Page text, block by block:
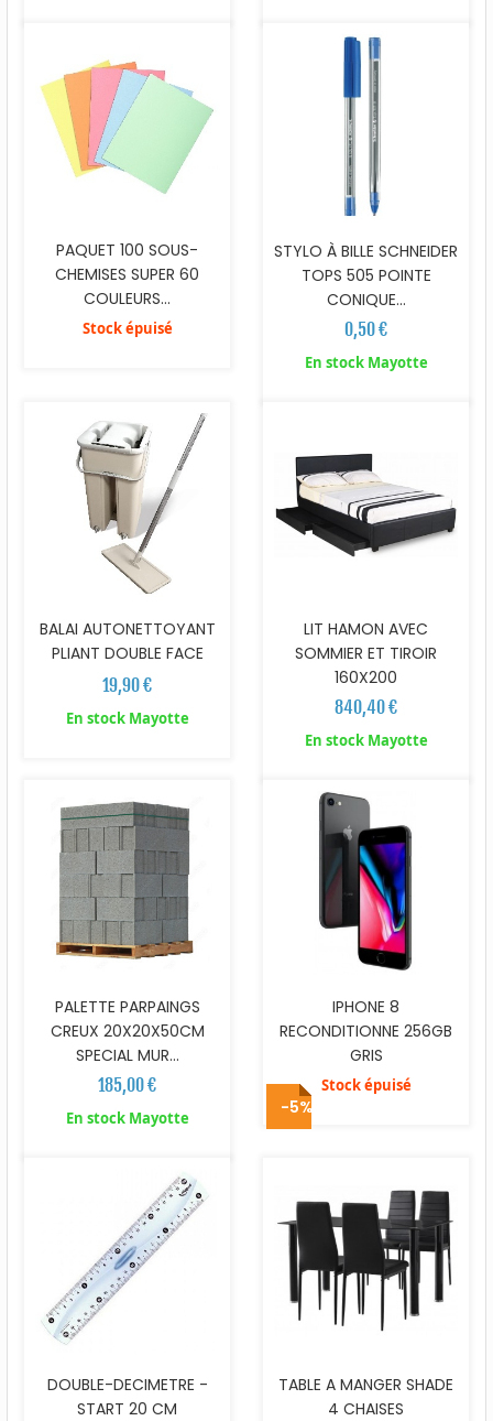
PAQUET 100 SOUS-
CHEMISES SUPER 60
COULEURS...
Stock épuisé
STYLO À BILLE SCHNEIDER
TOPS 505 POINTE
CONIQUE...
0,50 €
En stock Mayotte
BALAI AUTONETTOYANT
PLIANT DOUBLE FACE
19,90 €
En stock Mayotte
LIT HAMON AVEC
SOMMIER ET TIROIR
160X200
840,40 €
En stock Mayotte
PALETTE PARPAINGS
CREUX 20X20X50CM
SPECIAL MUR...
185,00 €
En stock Mayotte
IPHONE 8
RECONDITIONNE 256GB
GRIS
Stock épuisé
DOUBLE-DECIMETRE -
START 20 CM
-5%
TABLE A MANGER SHADE
4 CHAISES